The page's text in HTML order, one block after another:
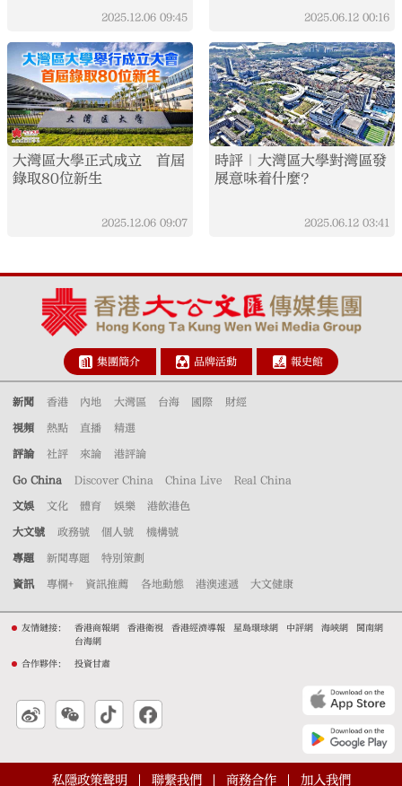
2025.12.06 09:45 2025.06.12 00:16
大灣區大學正式成立 首屆
錄取80位新生
2025.12.06 09:07
時評｜大灣區大學對灣區發
展意味着什麼？
2025.06.12 03:41
集團簡介 品牌活動 報史館
新聞 香港 內地 大灣區 台海 國際 財經
視頻 熱點 直播 精選
評論 社評 來論 港評論
Go China Discover China China Live Real China
文娛 文化 體育 娛樂 港飲港色
大文號 政務號 個人號 機構號
專題 新聞專題 特別策劃
資訊 專欄+ 資訊推薦 各地動態 港澳速遞 大文健康
友情鏈接： 香港商報網 香港衛視 香港經濟導報 星島環球網 中評網 海峽網
閩南網
台海網
合作夥伴： 投資甘肅
私隱政策聲明 聯繫我們 商務合作 加入我們